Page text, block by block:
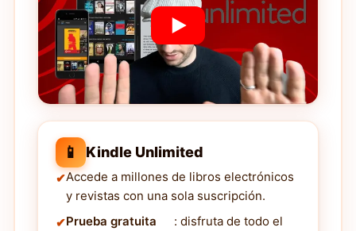
📱 Kindle Unlimited
Accede a millones de libros electrónicos
y revistas con una sola suscripción.
Prueba gratuita
: disfruta de todo el